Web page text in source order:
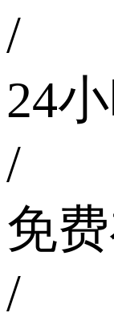
/
24
/
免
/